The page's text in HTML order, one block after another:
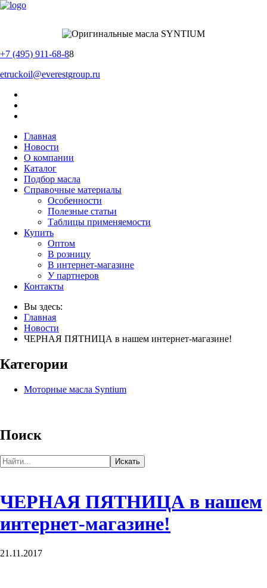
+7 (495) 911-68-88
etruckoil@everestgroup.ru
Главная
Новости
О компании
Каталог
Подбор масла
Справочные материалы
Особенности
Полезные статьи
Таблицы применяемости
Купить
Оптом
В розницу
В интернет-магазине
У партнеров
Контакты
Вы здесь:
Главная
Новости
ЧЕРНАЯ ПЯТНИЦА в нашем интернет-магазине!
Категории
Моторные масла Syntium
Поиск
ЧЕРНАЯ ПЯТНИЦА в нашем
интернет-магазине!
21.11.2017